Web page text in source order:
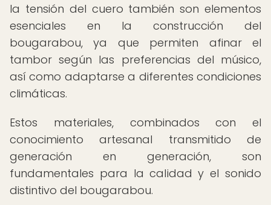
la tensión del cuero también son elementos
esenciales en la construcción del
bougarabou, ya que permiten afinar el
tambor según las preferencias del músico,
así como adaptarse a diferentes condiciones
climáticas.
Estos materiales, combinados con el
conocimiento artesanal transmitido de
generación en generación, son
fundamentales para la calidad y el sonido
distintivo del bougarabou.